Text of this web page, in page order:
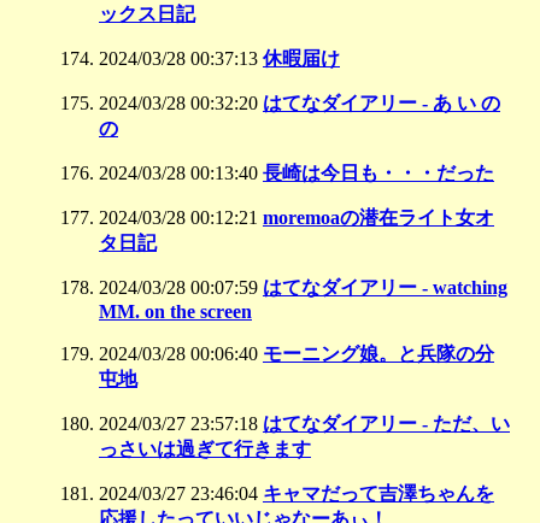
ックス日記
2024/03/28 00:37:13 休暇届け
2024/03/28 00:32:20 はてなダイアリー - あ い の
の
2024/03/28 00:13:40 長崎は今日も・・・だった
2024/03/28 00:12:21 moremoaの潜在ライト女オ
タ日記
2024/03/28 00:07:59 はてなダイアリー - watching
MM. on the screen
2024/03/28 00:06:40 モーニング娘。と兵隊の分
屯地
2024/03/27 23:57:18 はてなダイアリー - ただ、い
っさいは過ぎて行きます
2024/03/27 23:46:04 キャマだって吉澤ちゃんを
応援したっていいじゃなーあぃ！